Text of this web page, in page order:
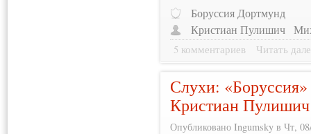
Боруссия Дортмунд
Кристиан Пулишич
5 комментариев Читать
Слухи:
Кристиан
Опубликовано Ingumsky в Чт,